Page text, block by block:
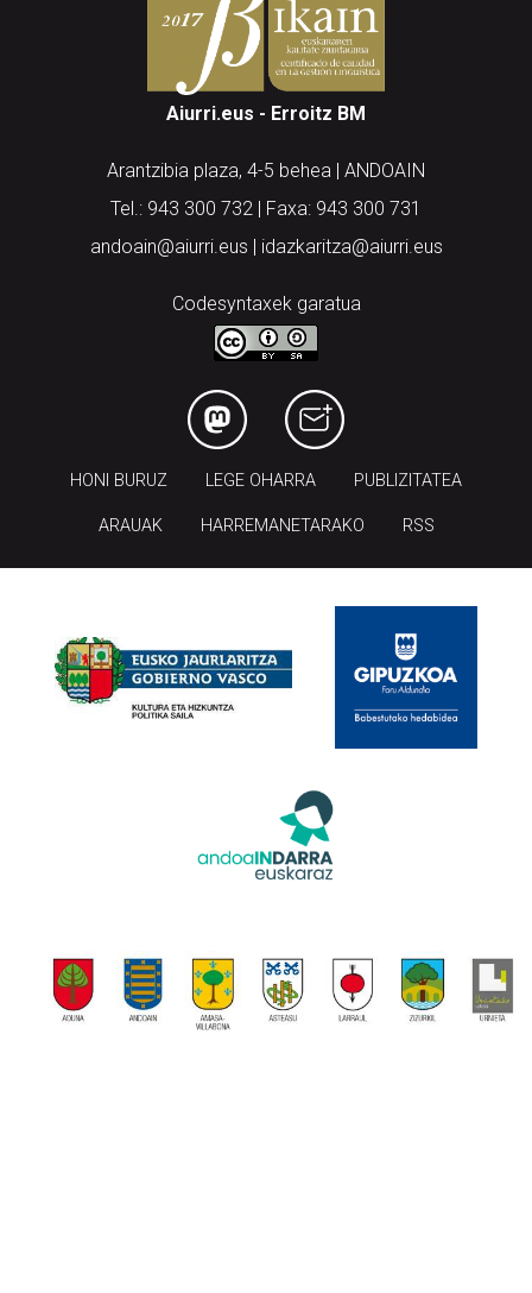
Aiurri.eus - Erroitz BM
Arantzibia plaza, 4-5 behea | ANDOAIN
Tel.: 943 300 732 | Faxa: 943 300 731
andoain@aiurri.eus | idazkaritza@aiurri.eus
Codesyntaxek garatua
HONI BURUZ LEGE OHARRA PUBLIZITATEA
ARAUAK HARREMANETARAKO RSS